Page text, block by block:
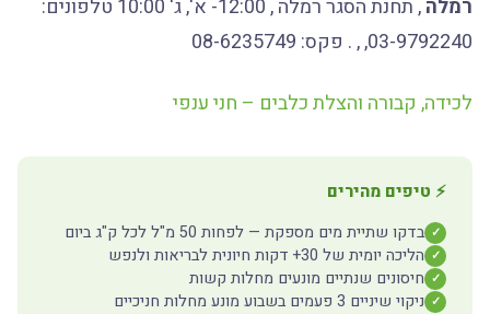
רמלה
, תחנת הסגר רמלה , 12:00- א', ג' 10:00 טלפונים:
03-9792240, , . פקס: 08-6235749
לכידה, קבורה והצלת כלבים – חני ענפי
⚡ טיפים מהירים
✓ בדקו שתיית מים מספקת — לפחות 50 מ"ל לכל ק"ג ביום
✓ הליכה יומית של 30+ דקות חיונית לבריאות ולנפש
✓ חיסונים שנתיים מונעים מחלות קשות
✓ ניקוי שיניים 3 פעמים בשבוע מונע מחלות חניכיים